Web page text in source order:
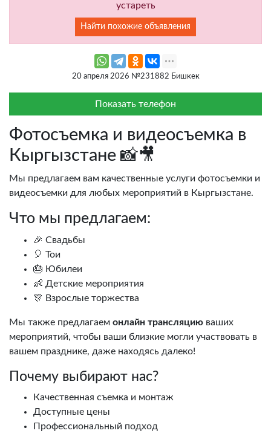
устареть
Найти похожие объявления
20 апреля 2026 №231882 Бишкек
Показать телефон
Фотосъемка и видеосъемка в
Кыргызстане 📸🎥
Мы предлагаем вам качественные услуги фотосъемки и
видеосъемки для любых мероприятий в Кыргызстане.
Что мы предлагаем:
🎉 Свадьбы
🎈 Тои
🎂 Юбилеи
👶 Детские мероприятия
🎊 Взрослые торжества
Мы также предлагаем онлайн трансляцию ваших
мероприятий, чтобы ваши близкие могли участвовать в
вашем празднике, даже находясь далеко!
Почему выбирают нас?
Качественная съемка и монтаж
Доступные цены
Профессиональный подход